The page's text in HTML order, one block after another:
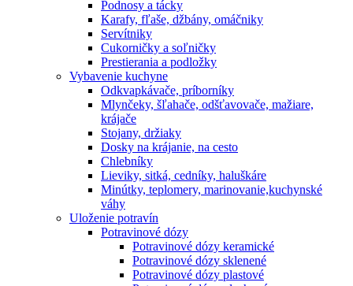
Podnosy a tácky
Karafy, fľaše, džbány, omáčniky
Servítniky
Cukorničky a soľničky
Prestierania a podložky
Vybavenie kuchyne
Odkvapkávače, príborníky
Mlynčeky, šľahače, odšťavovače, mažiare,
krájače
Stojany, držiaky
Dosky na krájanie, na cesto
Chlebníky
Lieviky, sitká, cedníky, haluškáre
Minútky, teplomery, marinovanie,kuchynské
váhy
Uloženie potravín
Potravinové dózy
Potravinové dózy keramické
Potravinové dózy sklenené
Potravinové dózy plastové